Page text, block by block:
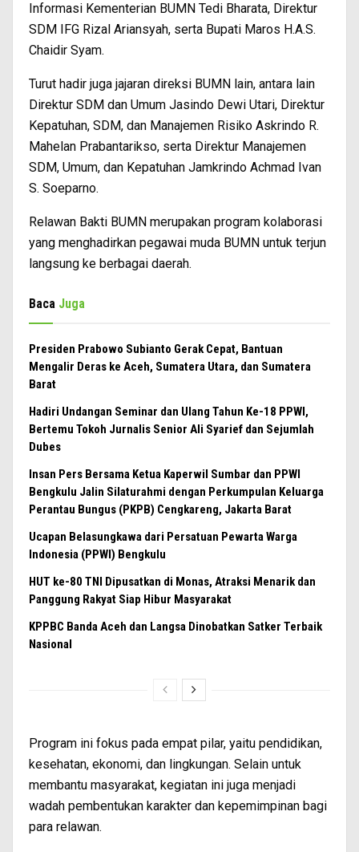
Informasi Kementerian BUMN Tedi Bharata, Direktur
SDM IFG Rizal Ariansyah, serta Bupati Maros H.A.S.
Chaidir Syam.
Turut hadir juga jajaran direksi BUMN lain, antara lain
Direktur SDM dan Umum Jasindo Dewi Utari, Direktur
Kepatuhan, SDM, dan Manajemen Risiko Askrindo R.
Mahelan Prabantarikso, serta Direktur Manajemen
SDM, Umum, dan Kepatuhan Jamkrindo Achmad Ivan
S. Soeparno.
Relawan Bakti BUMN merupakan program kolaborasi
yang menghadirkan pegawai muda BUMN untuk terjun
langsung ke berbagai daerah.
Baca Juga
Presiden Prabowo Subianto Gerak Cepat, Bantuan
Mengalir Deras ke Aceh, Sumatera Utara, dan Sumatera
Barat
Hadiri Undangan Seminar dan Ulang Tahun Ke-18 PPWI,
Bertemu Tokoh Jurnalis Senior Ali Syarief dan Sejumlah
Dubes
Insan Pers Bersama Ketua Kaperwil Sumbar dan PPWI
Bengkulu Jalin Silaturahmi dengan Perkumpulan Keluarga
Perantau Bungus (PKPB) Cengkareng, Jakarta Barat
Ucapan Belasungkawa dari Persatuan Pewarta Warga
Indonesia (PPWI) Bengkulu
HUT ke-80 TNI Dipusatkan di Monas, Atraksi Menarik dan
Panggung Rakyat Siap Hibur Masyarakat
KPPBC Banda Aceh dan Langsa Dinobatkan Satker Terbaik
Nasional
Program ini fokus pada empat pilar, yaitu pendidikan,
kesehatan, ekonomi, dan lingkungan. Selain untuk
membantu masyarakat, kegiatan ini juga menjadi
wadah pembentukan karakter dan kepemimpinan bagi
para relawan.